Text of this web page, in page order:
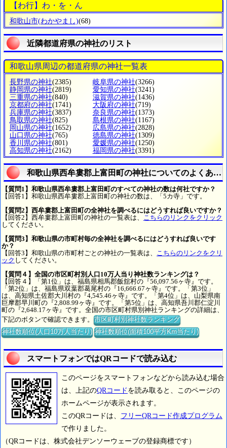
【わ行】わ・を・ん
和歌山市(わかやまし)(68)
近隣都道府県の神社のリスト
和歌山県周辺の都道府県の神社一覧表
長野県の神社(2385) 岐阜県の神社(3266)
静岡県の神社(2819) 愛知県の神社(3241)
三重県の神社(840) 滋賀県の神社(1436)
京都府の神社(1741) 大阪府の神社(719)
兵庫県の神社(3837) 奈良県の神社(1373)
鳥取県の神社(825) 島根県の神社(1167)
岡山県の神社(1652) 広島県の神社(2828)
山口県の神社(765) 徳島県の神社(1309)
香川県の神社(801) 愛媛県の神社(1250)
高知県の神社(2162) 福岡県の神社(3391)
和歌山県西牟婁郡上富田町の神社についてのよくある
【質問1】和歌山県西牟婁郡上富田町のすべての神社の数は何社ですか？
【回答1】和歌山県西牟婁郡上富田町の神社の数は、「5カ寺」です。
【質問2】西牟婁郡上富田町の全神社を調べるにはどうすれば良いですか？
【回答2】西牟婁郡上富田町の神社の一覧表は、 こちらのリンクをクリック
してください。
【質問3】和歌山県の市町村毎の全神社を調べるにはどうすれば良いです
か？
【回答3】和歌山県の市町村ごとの神社の一覧表は、 こちらのリンクをクリ
ック してください。
【質問４】全国の市区町村別人口10万人当り神社数ランキングは？
【回答４】「第1位」は、福島県相馬郡飯舘村の『56,097.56ヶ寺』です。
「第2位」は、福島県双葉郡葛尾村の『16,666.67ヶ寺』です。「第3位」
は、高知県土佐郡大川村の『4,545.46ヶ寺』です。「第4位」は、山梨県南
巨摩郡早川町の『2,808.99ヶ寺』です。「第5位」は、高知県吾川郡仁淀川
町の『2,648.17ヶ寺』です。全国の市区町村県別神社ランキングの詳細は、
下記のボタンで確認できます。市区町村別神社数ランキング
神社数順位(人口10万人当たり) 神社数順位(面積100平方Km当たり)
スマートフォンではQRコードで読み込む
このページをスマートフォンなどから読み込む場合
は、上記のQRコード を読み取ると、このページの
ホームページが表示されます。
このQRコードは、 フリーQRコード作成プログラム
で作りました。
（QRコードは、株式会社デンソーウェーブの登録商標です）